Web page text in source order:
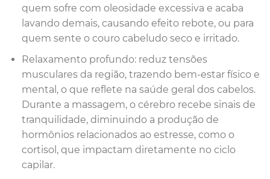
quem sofre com oleosidade excessiva e acaba
lavando demais, causando efeito rebote, ou para
quem sente o couro cabeludo seco e irritado.
Relaxamento profundo: reduz tensões
musculares da região, trazendo bem-estar físico e
mental, o que reflete na saúde geral dos cabelos.
Durante a massagem, o cérebro recebe sinais de
tranquilidade, diminuindo a produção de
hormônios relacionados ao estresse, como o
cortisol, que impactam diretamente no ciclo
capilar.